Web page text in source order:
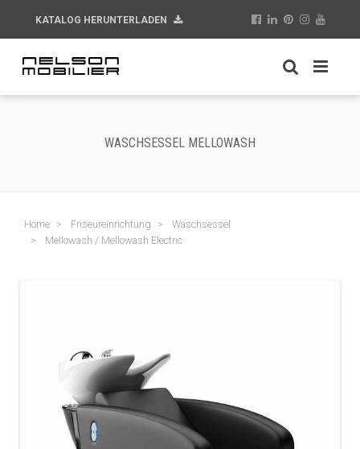
KATALOG HERUNTERLADEN
WASCHSESSEL MELLOWASH
Home Friseureinrichtung
Waschsessel
Mellowash / Mellowash Electric